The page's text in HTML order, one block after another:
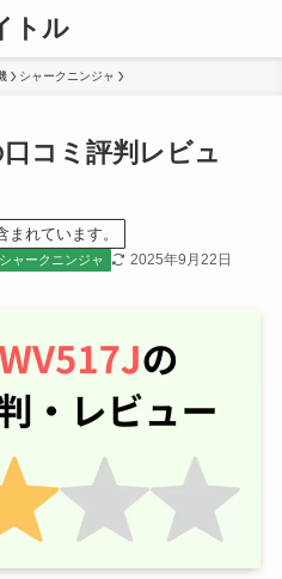
トル
シャークニンジャ
コミ評判レビュ
れています。
シャークニンジャ 2025年9月22日